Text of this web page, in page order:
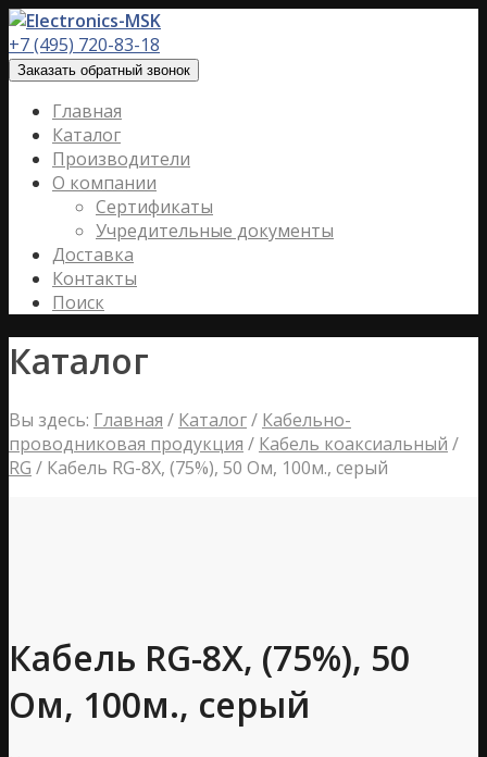
+7 (495) 720-83-18
Заказать обратный звонок
Главная
Каталог
Производители
О компании
Сертификаты
Учредительные документы
Доставка
Контакты
Поиск
Каталог
Вы здесь: Главная / Каталог/ Кабельно-
проводниковая продукция / Кабель коаксиальный /
RG / Кабель RG-8X, (75%), 50 Ом, 100м., серый
Кабель RG-8X, (75%), 50
Ом, 100м., серый